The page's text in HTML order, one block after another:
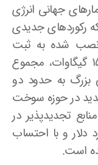
جهانی انرژی
که رکوردهای جدیدی
نصب شده به ثبت
رسیده است. در این سال با نصب ۱۵۹ گیگاوات، مجموع
به حدود دو
جدید در حوزه سوخت
تجدیدپذیر در
نیز به ۲۹۷.۸ میلیارد دلار و با احتساب
.